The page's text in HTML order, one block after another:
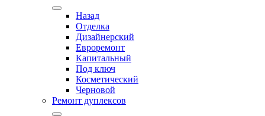
Назад
Отделка
Дизайнерский
Евроремонт
Капитальный
Под ключ
Косметический
Черновой
Ремонт дуплексов